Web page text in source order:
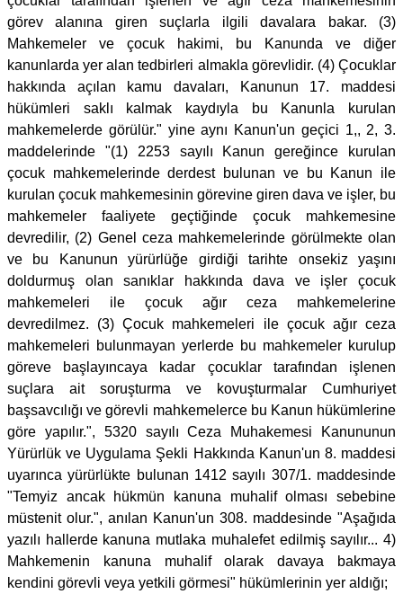
görev alanına giren suçlarla ilgili davalara bakar. (3)
Mahkemeler ve çocuk hakimi, bu Kanunda ve diğer
kanunlarda yer alan tedbirleri almakla görevlidir. (4) Çocuklar
hakkında açılan kamu davaları, Kanunun 17. maddesi
hükümleri saklı kalmak kaydıyla bu Kanunla kurulan
mahkemelerde görülür." yine aynı Kanun'un geçici 1,, 2, 3.
maddelerinde "(1) 2253 sayılı Kanun gereğince kurulan
çocuk mahkemelerinde derdest bulunan ve bu Kanun ile
kurulan çocuk mahkemesinin görevine giren dava ve işler, bu
mahkemeler faaliyete geçtiğinde çocuk mahkemesine
devredilir, (2) Genel ceza mahkemelerinde görülmekte olan
ve bu Kanunun yürürlüğe girdiği tarihte onsekiz yaşını
doldurmuş olan sanıklar hakkında dava ve işler çocuk
mahkemeleri ile çocuk ağır ceza mahkemelerine
devredilmez. (3) Çocuk mahkemeleri ile çocuk ağır ceza
mahkemeleri bulunmayan yerlerde bu mahkemeler kurulup
göreve başlayıncaya kadar çocuklar tarafından işlenen
suçlara ait soruşturma ve kovuşturmalar Cumhuriyet
başsavcılığı ve görevli mahkemelerce bu Kanun hükümlerine
göre yapılır.", 5320 sayılı Ceza Muhakemesi Kanununun
Yürürlük ve Uygulama Şekli Hakkında Kanun'un 8. maddesi
uyarınca yürürlükte bulunan 1412 sayılı 307/1. maddesinde
"Temyiz ancak hükmün kanuna muhalif olması sebebine
müstenit olur.", anılan Kanun'un 308. maddesinde "Aşağıda
yazılı hallerde kanuna mutlaka muhalefet edilmiş sayılır... 4)
Mahkemenin kanuna muhalif olarak davaya bakmaya
kendini görevli veya yetkili görmesi" hükümlerinin yer aldığı;